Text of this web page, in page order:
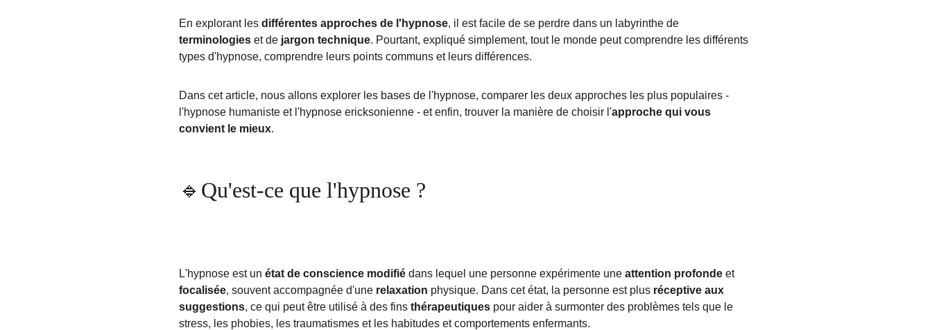
En explorant les différentes approches de l'hypnose, il est facile de se perdre dans un labyrinthe de
terminologies et de jargon technique. Pourtant, expliqué simplement, tout le monde peut comprendre les différents
types d'hypnose, comprendre leurs points communs et leurs différences.
Dans cet article, nous allons explorer les bases de l'hypnose, comparer les deux approches les plus populaires -
l'hypnose humaniste et l'hypnose ericksonienne - et enfin, trouver la manière de choisir l'approche qui vous
convient le mieux.
🔹Qu'est-ce que l'hypnose ?
L'hypnose est un état de conscience modifié dans lequel une personne expérimente une attention profonde et
focalisée, souvent accompagnée d'une relaxation physique. Dans cet état, la personne est plus réceptive aux
suggestions, ce qui peut être utilisé à des fins thérapeutiques pour aider à surmonter des problèmes tels que le
stress, les phobies, les traumatismes et les habitudes et comportements enfermants.